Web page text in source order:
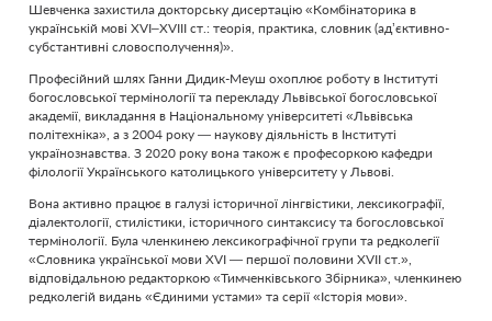
Шевченка захистила докторську дисертацію «Комбінаторика в
українській мові XVI–XVIII ст.: теорія, практика, словник (ад’єктивно-
субстантивні словосполучення)».
Професійний шлях Ганни Дидик-Меуш охоплює роботу в Інституті
богословської термінології та перекладу Львівської богословської
академії, викладання в Національному університеті «Львівська
політехніка», а з 2004 року — наукову діяльність в Інституті
українознавства. З 2020 року вона також є професоркою кафедри
філології Українського католицького університету у Львові.
Вона активно працює в галузі історичної лінгвістики, лексикографії,
діалектології, стилістики, історичного синтаксису та богословської
термінології. Була членкинею лексикографічної групи та редколегії
«Словника української мови XVI — першої половини XVII ст.»,
відповідальною редакторкою «Тимченківського Збірника», членкинею
редколегій видань «Єдиними устами» та серії «Історія мови».